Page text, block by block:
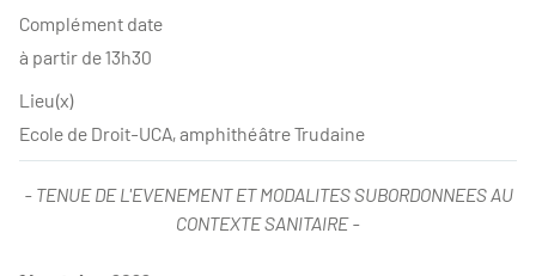
Complément date
à partir de 13h30
Lieu(x)
Ecole de Droit-UCA, amphithéâtre Trudaine
- TENUE DE L'EVENEMENT ET MODALITES SUBORDONNEES AU
CONTEXTE SANITAIRE -